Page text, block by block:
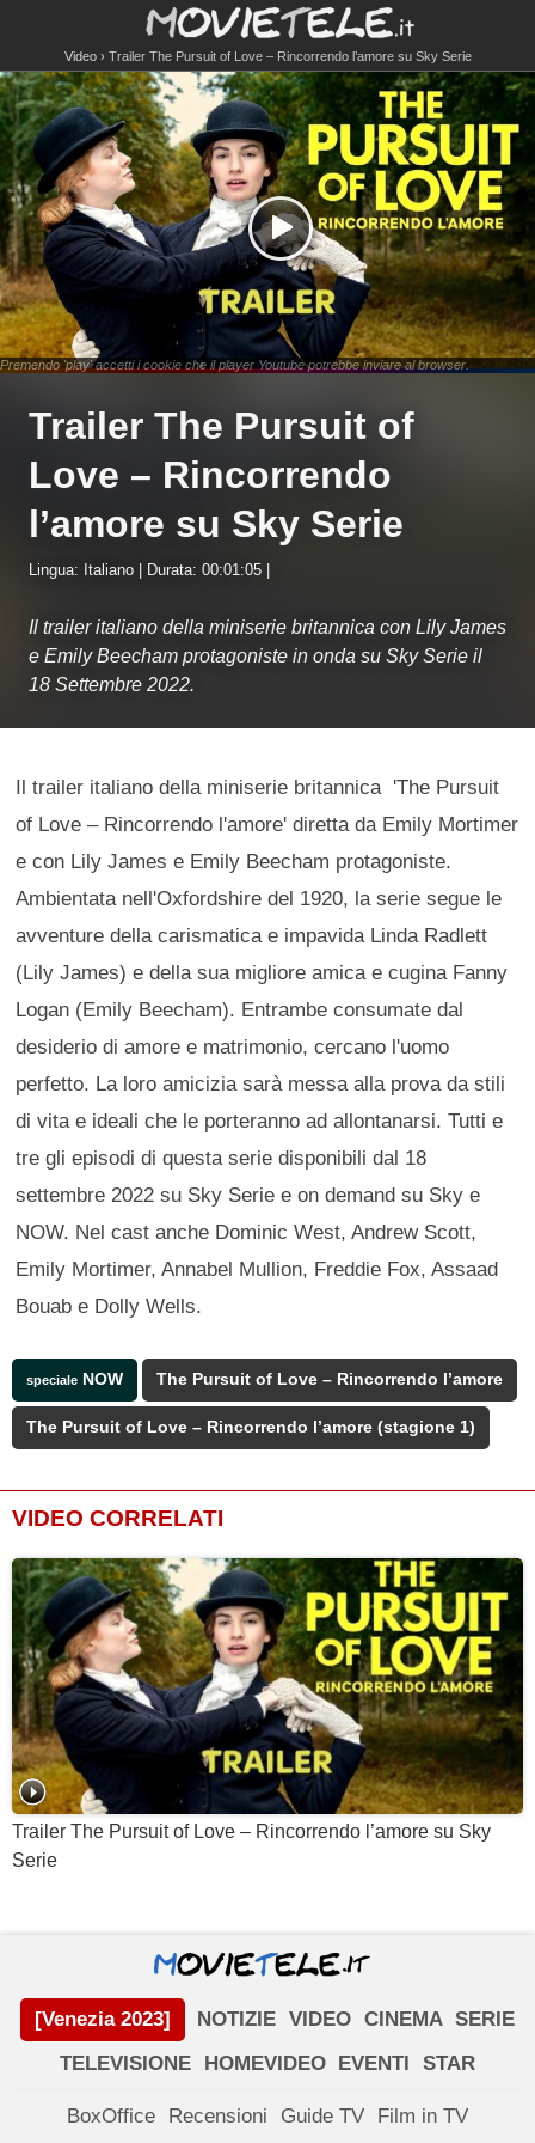
Video Trailer The Pursuit of Love – Rincorrendo l’amore su Sky Serie
Premendo 'play' accetti i cookie che il player Youtube potrebbe inviare al browser.
Trailer The Pursuit of
Love – Rincorrendo
l’amore su Sky Serie
Lingua: Italiano | Durata: 00:01:05 |
Il trailer italiano della miniserie britannica con Lily James
e Emily Beecham protagoniste in onda su Sky Serie il
18 Settembre 2022.
Il trailer italiano della miniserie britannica 'The Pursuit
of Love – Rincorrendo l'amore' diretta da Emily Mortimer
e con Lily James e Emily Beecham protagoniste.
Ambientata nell'Oxfordshire del 1920, la serie segue le
avventure della carismatica e impavida Linda Radlett
(Lily James) e della sua migliore amica e cugina Fanny
Logan (Emily Beecham). Entrambe consumate dal
desiderio di amore e matrimonio, cercano l'uomo
perfetto. La loro amicizia sarà messa alla prova da stili
di vita e ideali che le porteranno ad allontanarsi. Tutti e
tre gli episodi di questa serie disponibili dal 18
settembre 2022 su Sky Serie e on demand su Sky e
NOW. Nel cast anche Dominic West, Andrew Scott,
Emily Mortimer, Annabel Mullion, Freddie Fox, Assaad
Bouab e Dolly Wells.
speciale NOW The Pursuit of Love – Rincorrendo l’amore
The Pursuit of Love – Rincorrendo l’amore (stagione 1)
VIDEO CORRELATI
Trailer The Pursuit of Love – Rincorrendo l’amore su Sky
Serie
[Venezia 2023] NOTIZIE VIDEO CINEMA SERIE
TELEVISIONE
HOMEVIDEO EVENTI STAR
BoxOffice Recensioni Guide TV
Film in TV